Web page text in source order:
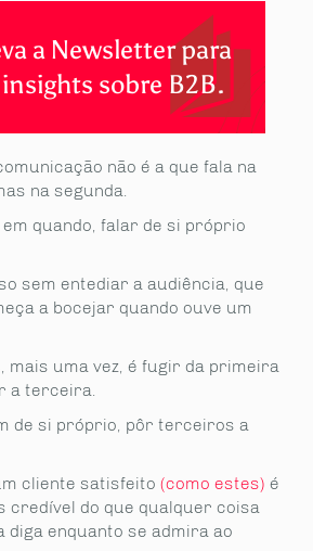
a Newsletter para
sobre B2B.
não é a que fala na
na segunda.
em quando, falar de si próprio
sem entediar a audiência, que
a bocejar quando ouve um
mais uma vez, é fugir da primeira
a terceira.
de si próprio, pôr terceiros a
cliente satisfeito (como estes) é
credível do que qualquer coisa
diga enquanto se admira ao